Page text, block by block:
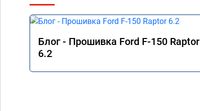
Блог - Прошивка Ford F-150 Raptor
6.2